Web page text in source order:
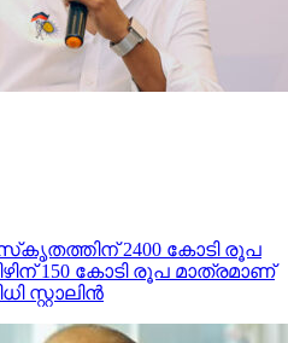
2400 കോടി രൂപ
150 കോടി രൂപ മാത്രമാണ്
സ്റ്റാലിന്‍